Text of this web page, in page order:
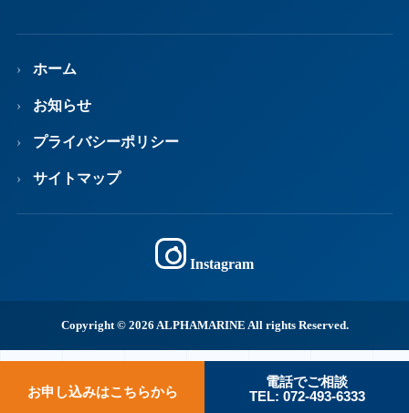
お申し込みはこちらから
電話でご相談
TEL: 072-493-6333
ホーム
お知らせ
プライバシーポリシー
サイトマップ
Instagram
Copyright © 2026 ALPHAMARINE All rights Reserved.